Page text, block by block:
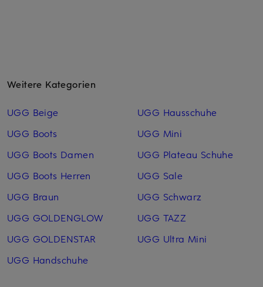
Weitere Kategorien
UGG Beige
UGG Boots
UGG Boots Damen
UGG Boots Herren
UGG Braun
UGG GOLDENGLOW
UGG GOLDENSTAR
UGG Handschuhe
UGG Hausschuhe
UGG Mini
UGG Plateau Schuhe
UGG Sale
UGG Schwarz
UGG TAZZ
UGG Ultra Mini